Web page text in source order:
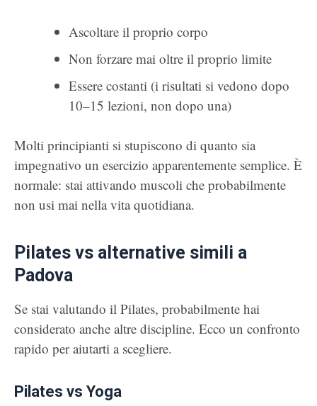
Ascoltare il proprio corpo
Non forzare mai oltre il proprio limite
Essere costanti (i risultati si vedono dopo
10–15 lezioni, non dopo una)
Molti principianti si stupiscono di quanto sia
impegnativo un esercizio apparentemente semplice. È
normale: stai attivando muscoli che probabilmente
non usi mai nella vita quotidiana.
Pilates vs alternative simili a
Padova
Se stai valutando il Pilates, probabilmente hai
considerato anche altre discipline. Ecco un confronto
rapido per aiutarti a scegliere.
Pilates vs Yoga